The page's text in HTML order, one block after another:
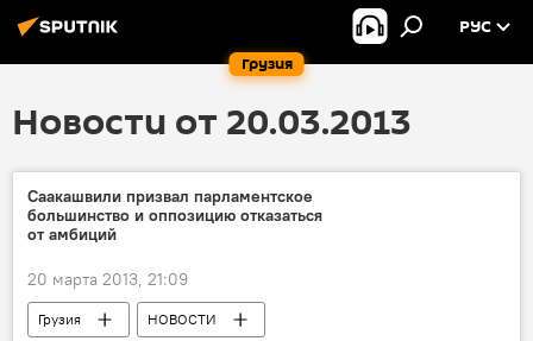
Грузия
РУС
Новости от 20.03.2013
Саакашвили призвал парламентское
большинство и оппозицию отказаться
от амбиций
20 марта 2013, 21:09
Грузия НОВОСТИ